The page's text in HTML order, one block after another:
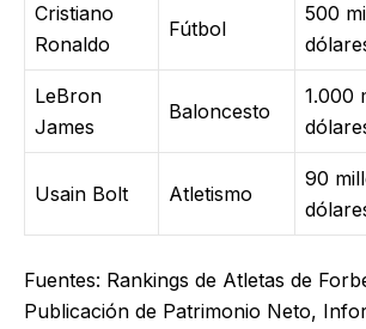
Cristiano
Ronaldo
Fútbol
500
LeBron
James
Baloncesto
1.000
Usain Bolt Atletismo
90
Fuentes: Rankings de Atletas de
Publicación de Patrimonio Neto,